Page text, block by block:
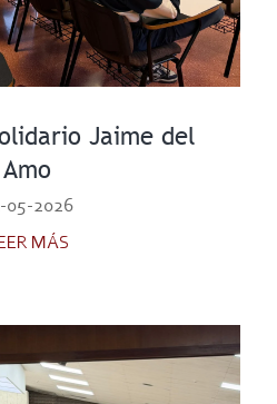
Jaime del
Amo
05-2026
MÁS